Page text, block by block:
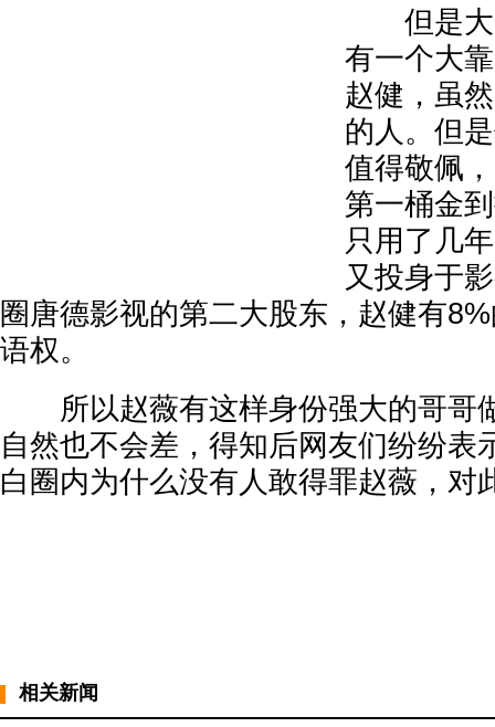
但是大
有一个大
赵健，虽
的人。但
值得敬佩
第一桶金
只用了几
又投身于
圈唐德影视的第二大股东，赵健有
语权。
所以赵薇有这样身份强大的哥哥
自然也不会差，得知后网友们纷纷表
白圈内为什么没有人敢得罪赵薇，对
相关新闻